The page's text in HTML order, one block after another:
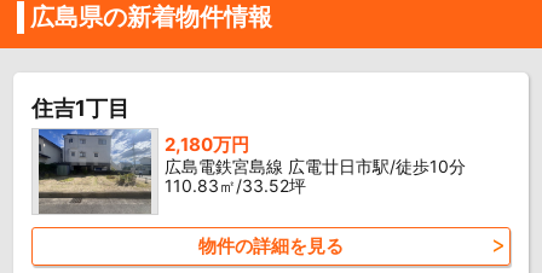
広島県の新着物件情報
住吉1丁目
2,180万円
広島電鉄宮島線 広電廿日市駅/徒歩10分
110.83㎡/33.52坪
物件の詳細を見る